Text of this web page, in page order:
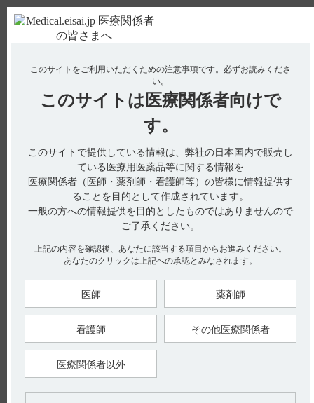
使用期限検索 Drug Information
No : 18989
【レケンビ】 ApoEε４キャリア別のＡＲＩＡ発
現状況について教えてください。
【レケンビ】
ApoEε４キャリア別のＡＲＩＡ発現状況について教えてくださ
国際共同第III相プラセボ対照比較試験（301試験Core Study）の
アポリポ蛋白E（ ApoE ）ε4ホモ接合型キャリアでApoEε4ヘテ
び画像上の重症度、症候性ARIAの発現割合が高いですが、
ApoEε4保因状況にかかわらず、電子添文8.1.1項～8.1.4項及び
11.1.2項に規定のMRI検査を含むARIA管理を実施してくださ
い。
このサイトをご利用いただくための注意事項です。 必ずお読みくださ
い。
このサイトは 医療関係者向けで
す。
このサイトで提供している情報は、弊社の日本国内で販売し
ている医療用医薬品等に関する情報を
医療関係者（医師・薬剤師・看護師等）の皆様に情報提供す
ることを目的として作成されています。
一般の方への情報提供を目的としたものではありませんので
ご了承ください。
上記の内容を確認後、あなたに該当する項目からお進みください。
あなたのクリックは上記への承認とみなされます。
医師 薬剤師
看護師 その他医療関係者
医療関係者以外